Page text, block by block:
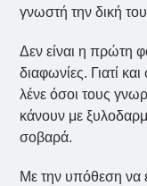
γνωστή την δική
Δεν είναι η πρώτη
διαφωνίες. Γιατί
λένε όσοι τους
κάνουν με
σοβαρά.
Με την υπόθεση να